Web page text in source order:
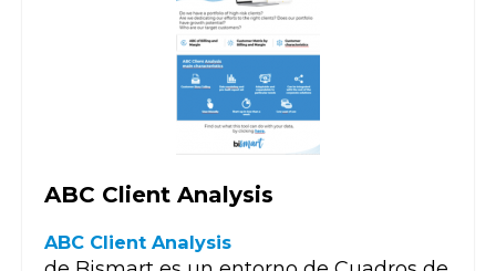
ABC Client Analysis
ABC Client Analysis